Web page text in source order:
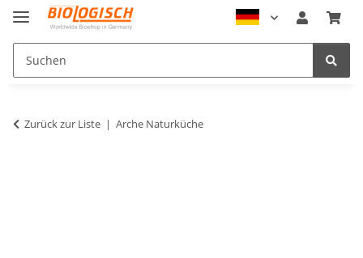
Zurück zur Liste Arche Naturküche